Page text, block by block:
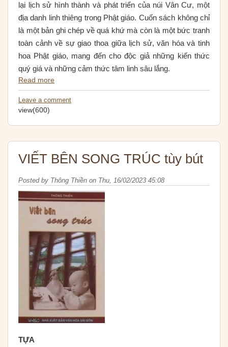
lại lịch sử hình thành và phát triển của núi Vân Cư, một
địa danh linh thiêng trong Phật giáo. Cuốn sách không chỉ
là một bản ghi chép về quá khứ mà còn là một bức tranh
toàn cảnh về sự giao thoa giữa lịch sử, văn hóa và tinh
hoa Phật giáo, mang đến cho độc giả những kiến thức
quý giá và những cảm thức tâm linh sâu lắng.
Read more
Leave a comment
view(600)
VIẾT BÊN SONG TRÚC tùy bút
Posted by Thông Thiền on Thu, 16/02/2023 45:08
TỰA